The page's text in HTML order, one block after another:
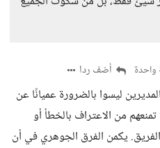
واحدة أضف ردا
ليسوا بالضرورة عميانًا عن
من الاعتراف بالخطأ أو
يكمن الفرق الجوهري في أن